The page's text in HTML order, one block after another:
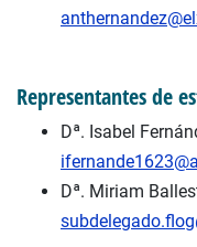
Representantes de
Dª. Isabel
Dª. Miriam